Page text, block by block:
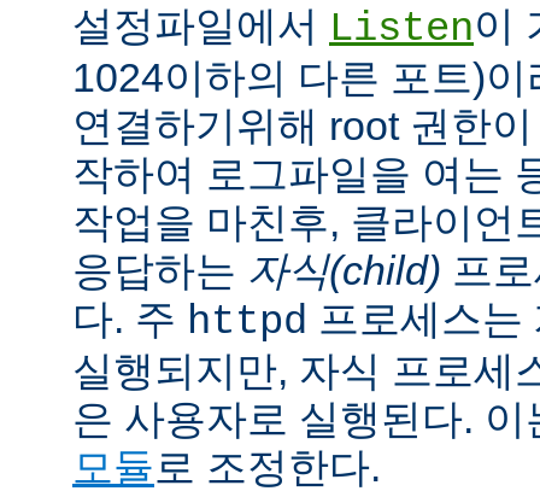
설정파일에서 Listen이
1024이하의 다른 포트)
연결하기위해 root 권한
작하여 로그파일을 여는
작업을 마친후, 클라이언
응답하는 자식(child) 프
다. 주 httpd 프로세스는
실행되지만, 자식 프로세
은 사용자로 실행된다.
모듈 로 조정한다.